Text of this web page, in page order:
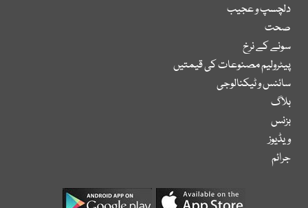
دلچسپ و عجیب
صحت
سونے کے نرخ
پیٹرولیم مصنوعات کی قیمتیں
سائنس و ٹیکنالوجی
بلاگ
بزنس
ویڈیوز
جرائم